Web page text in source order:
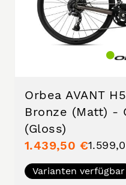
Orbea AVANT
Bronze (Matt) -
(Gloss)
1.439,50 €
Varianten verfügbar